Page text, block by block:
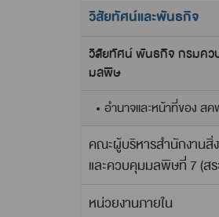
วิสัยทัศน์และพันธกิจ
วิสัยทัศน์ พันธกิจ กรมคว
มลพิษ
อำนาจและหน้าที่ของ ส
คณะผู้บริหารสำนักงานสิ่
และควบคุมมลพิษที่ 7 (สร
หน่วยงานภายใน